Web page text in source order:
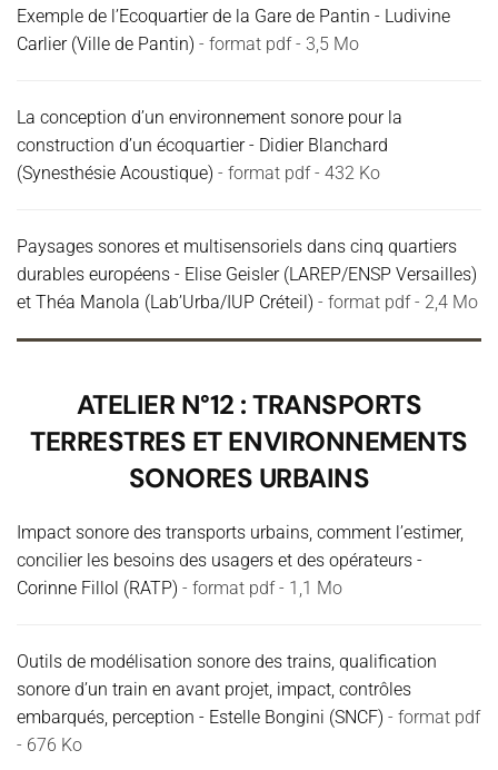
Exemple de l’Ecoquartier de la Gare de Pantin - Ludivine
Carlier (Ville de Pantin) - format pdf - 3,5 Mo
La conception d’un environnement sonore pour la
construction d’un écoquartier - Didier Blanchard
(Synesthésie Acoustique) - format pdf - 432 Ko
Paysages sonores et multisensoriels dans cinq quartiers
durables européens - Elise Geisler (LAREP/ENSP Versailles)
et Théa Manola (Lab’Urba/IUP Créteil) - format pdf - 2,4 Mo
ATELIER N°12 : TRANSPORTS
TERRESTRES ET ENVIRONNEMENTS
SONORES URBAINS
Impact sonore des transports urbains, comment l’estimer,
concilier les besoins des usagers et des opérateurs -
Corinne Fillol (RATP) - format pdf - 1,1 Mo
Outils de modélisation sonore des trains, qualification
sonore d’un train en avant projet, impact, contrôles
embarqués, perception - Estelle Bongini (SNCF) - format pdf
- 676 Ko